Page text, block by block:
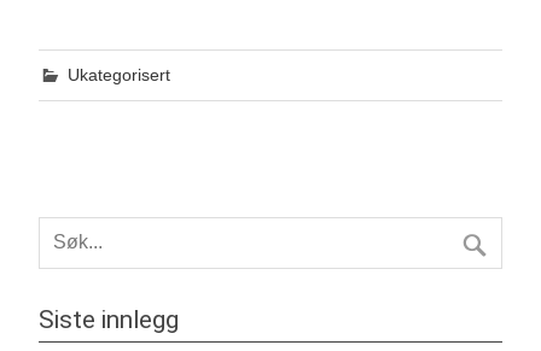
Ukategorisert
Siste innlegg